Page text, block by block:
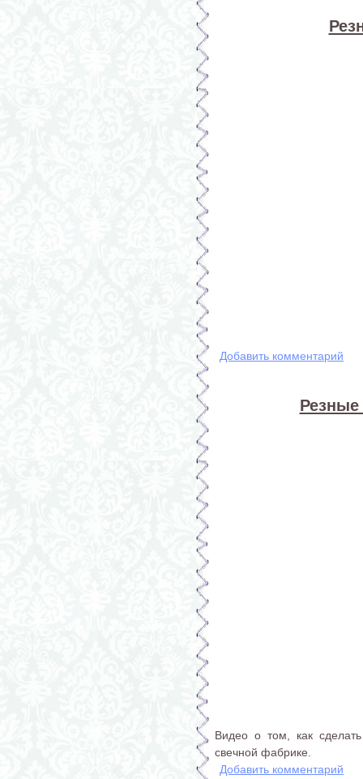
Добавить комментарий
Резные
Видео о том, как
свечной фабрике.
Добавить комментарий